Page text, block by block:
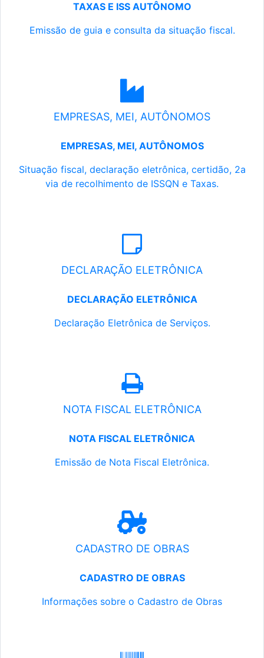
TAXAS E ISS AUTÔNOMO
Emissão de guia e consulta da situação fiscal.
EMPRESAS, MEI, AUTÔNOMOS
EMPRESAS, MEI, AUTÔNOMOS
Situação fiscal, declaração eletrônica, certidão, 2a
via de recolhimento de ISSQN e Taxas.
DECLARAÇÃO ELETRÔNICA
DECLARAÇÃO ELETRÔNICA
Declaração Eletrônica de Serviços.
NOTA FISCAL ELETRÔNICA
NOTA FISCAL ELETRÔNICA
Emissão de Nota Fiscal Eletrônica.
CADASTRO DE OBRAS
CADASTRO DE OBRAS
Informações sobre o Cadastro de Obras